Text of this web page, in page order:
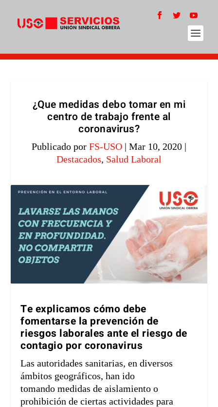
¿Que medidas debo tomar en mi
centro de trabajo frente al
coronavirus?
Publicado por FS-USO | Mar 10, 2020 |
Destacados, Salud Laboral
Te explicamos cómo debe
fomentarse la prevención de
riesgos laborales ante el riesgo de
contagio por coronavirus
Las autoridades sanitarias, en diversos
ámbitos geográficos, han ido
tomando medidas de aislamiento o
prohibición de ciertas actividades para